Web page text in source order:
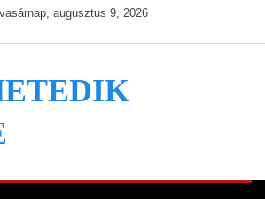
vasárnap, augusztus 9, 2026